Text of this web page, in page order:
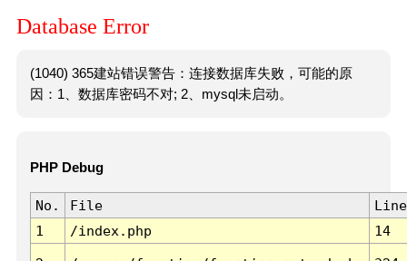
Database Error
(1040) 365建站错误警告：连接数据库失败，可能的原
因：1、数据库密码不对; 2、mysql未启动。
PHP Debug
No. File
Line
1
/index.php 14